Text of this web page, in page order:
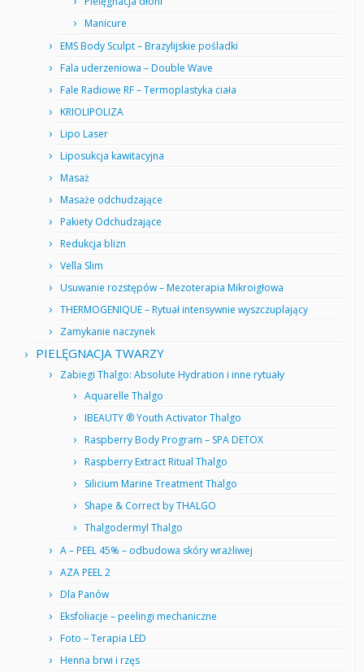
Manicure
EMS Body Sculpt – Brazylijskie pośladki
Fala uderzeniowa – Double Wave
Fale Radiowe RF – Termoplastyka ciała
KRIOLIPOLIZA
Lipo Laser
Liposukcja kawitacyjna
Masaż
Masaże odchudzające
Pakiety Odchudzające
Redukcja blizn
Vella Slim
Usuwanie rozstępów – Mezoterapia Mikroigłowa
THERMOGENIQUE – Rytuał intensywnie wyszczuplający
Zamykanie naczynek
PIELĘGNACJA TWARZY
Zabiegi Thalgo: Absolute Hydration i inne rytuały
Aquarelle Thalgo
IBEAUTY ® Youth Activator Thalgo
Raspberry Body Program – SPA DETOX
Raspberry Extract Ritual Thalgo
Silicium Marine Treatment Thalgo
Shape & Correct by THALGO
Thalgodermyl Thalgo
A – PEEL 45% – odbudowa skóry wrażliwej
AZA PEEL 2
Dla Panów
Eksfoliacje – peelingi mechaniczne
Foto – Terapia LED
Henna brwi i rzęs